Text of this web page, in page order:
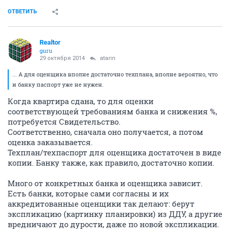
ОТВЕТИТЬ
Realtor
guru
29 октября 2014 atarin
... А для оценщика вполне достаточно техплана, вполне вероятно, что
и банку паспорт уже не нужен.
Когда квартира сдана, то для оценки
соответствующей требованиям банка и снижения %,
потребуется Свидетельство.
Соответственно, сначала оно получается, а потом
оценка заказывается.
Техплан/техпаспорт для оценщика достаточен в виде
копии. Банку также, как правило, достаточно копии.
Много от конкретных банка и оценщика зависит.
Есть банки, которые сами согласны и их
аккредитованные оценщики так делают: берут
экспликацию (картинку планировки) из ДДУ, а другие
вредничают до дурости, даже по новой экспликации.